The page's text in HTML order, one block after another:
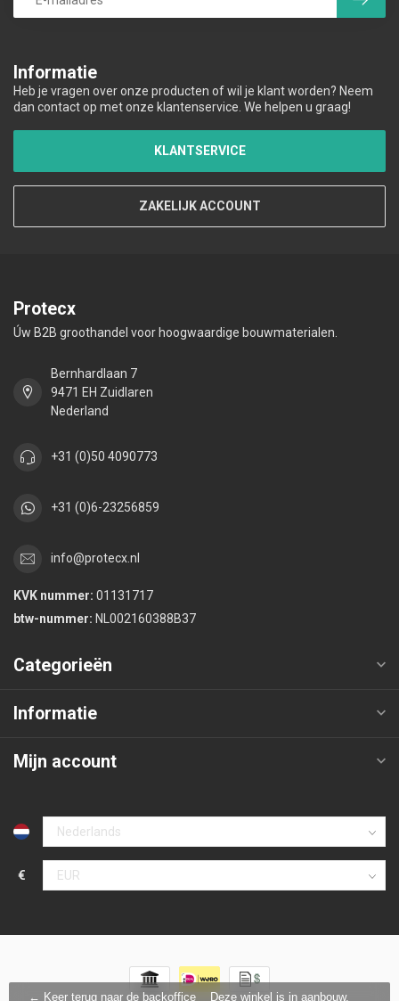
Informatie
Heb je vragen over onze producten of wil je klant worden? Neem
dan contact op met onze klantenservice. We helpen u graag!
KLANTSERVICE
ZAKELIJK ACCOUNT
Protecx
Úw B2B groothandel voor hoogwaardige bouwmaterialen.
Bernhardlaan 7
9471 EH Zuidlaren
Nederland
+31 (0)50 4090773
+31 (0)6-23256859
info@protecx.nl
KVK nummer: 01131717
btw-nummer: NL002160388B37
Categorieën
Informatie
Mijn account
€
← Keer terug naar de backofficeDeze winkel is in aanbouw.